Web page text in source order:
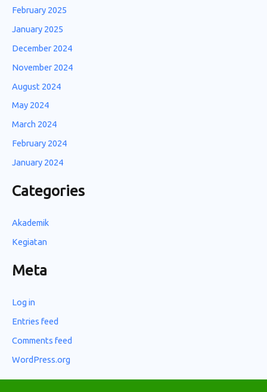
February 2025
January 2025
December 2024
November 2024
August 2024
May 2024
March 2024
February 2024
January 2024
Categories
Akademik
Kegiatan
Meta
Log in
Entries feed
Comments feed
WordPress.org